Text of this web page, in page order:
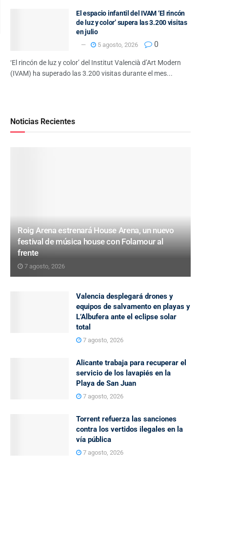
El espacio infantil del IVAM ‘El rincón
de luz y color’ supera las 3.200 visitas
en julio
5 agosto, 2026 0
‘El rincón de luz y color’ del Institut Valencià d’Art Modern
(IVAM) ha superado las 3.200 visitas durante el mes...
Noticias Recientes
Roig Arena estrenará House Arena, un nuevo
festival de música house con Folamour al
frente
7 agosto, 2026
Valencia desplegará drones y
equipos de salvamento en playas y
L’Albufera ante el eclipse solar
total
7 agosto, 2026
Alicante trabaja para recuperar el
servicio de los lavapiés en la
Playa de San Juan
7 agosto, 2026
Torrent refuerza las sanciones
contra los vertidos ilegales en la
vía pública
7 agosto, 2026